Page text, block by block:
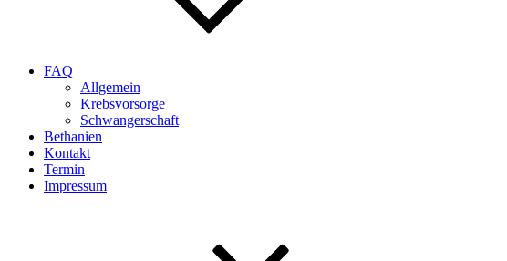
FAQ
Allgemein
Krebsvorsorge
Schwangerschaft
Bethanien
Kontakt
Termin
Impressum